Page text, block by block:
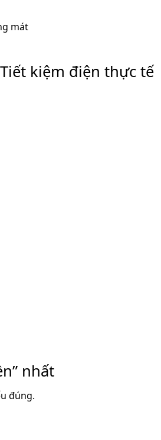
mát
kiệm điện thực tế
nhất
đúng.